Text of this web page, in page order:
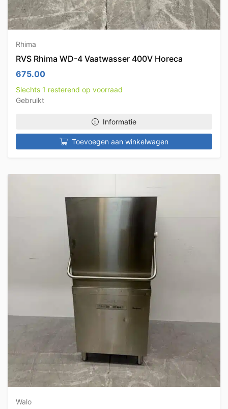
Rhima
RVS Rhima WD-4 Vaatwasser 400V Horeca
675.00
Slechts 1 resterend op voorraad
Gebruikt
Informatie
Toevoegen aan winkelwagen
Walo